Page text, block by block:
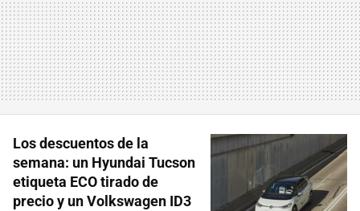
Los descuentos de la
semana: un Hyundai Tucson
etiqueta ECO tirado de
precio y un Volkswagen ID3